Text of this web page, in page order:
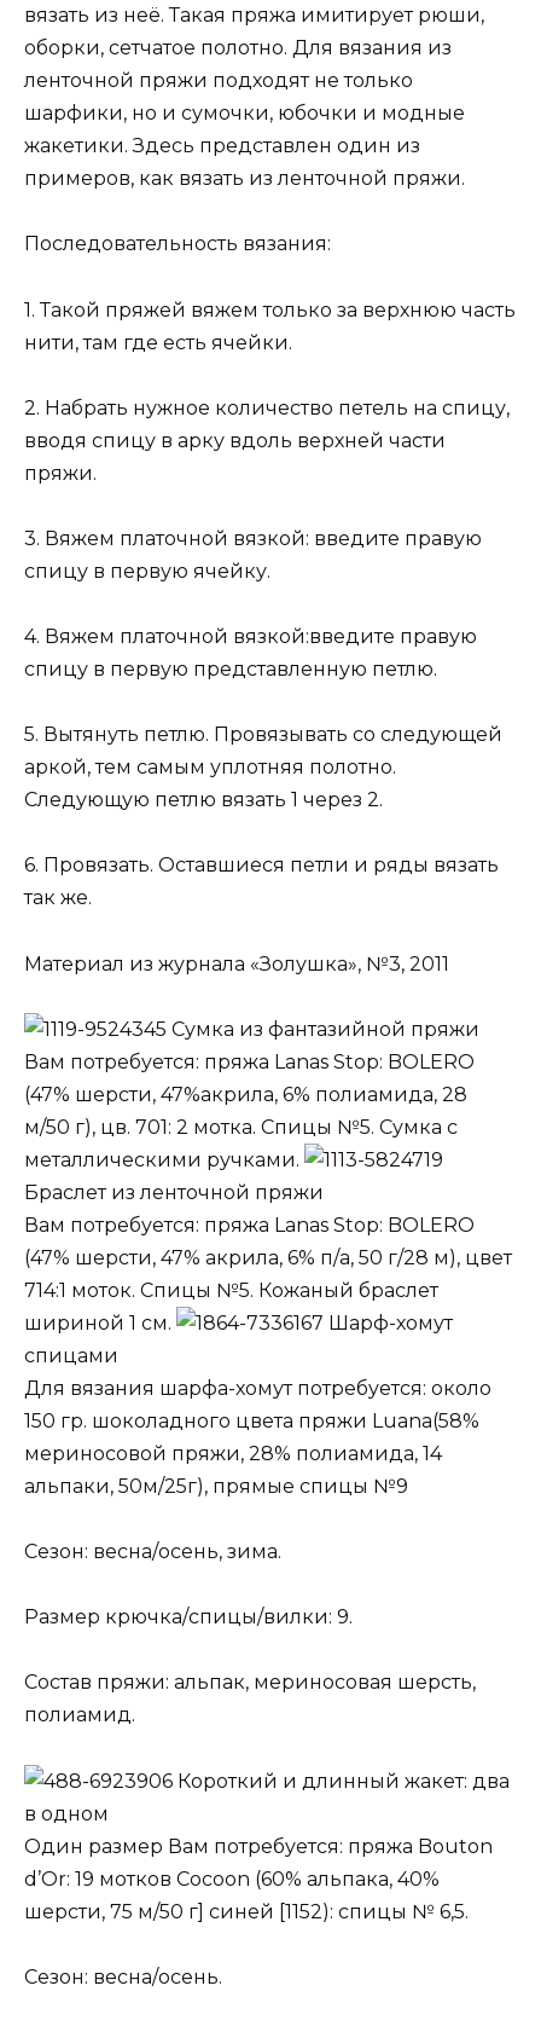
вязать из неё. Такая пряжа имитирует рюши,
оборки, сетчатое полотно. Для вязания из
ленточной пряжи подходят не только
шарфики, но и сумочки, юбочки и модные
жакетики. Здесь представлен один из
примеров, как вязать из ленточной пряжи.
Последовательность вязания:
1. Такой пряжей вяжем только за верхнюю часть
нити, там где есть ячейки.
2. Набрать нужное количество петель на спицу,
вводя спицу в арку вдоль верхней части
пряжи.
3. Вяжем платочной вязкой: введите правую
спицу в первую ячейку.
4. Вяжем платочной вязкой:введите правую
спицу в первую представленную петлю.
5. Вытянуть петлю. Провязывать со следующей
аркой, тем самым уплотняя полотно.
Следующую петлю вязать 1 через 2.
6. Провязать. Оставшиеся петли и ряды вязать
так же.
Материал из журнала «Золушка», №3, 2011
Сумка из фантазийной пряжи
Вам потребуется: пряжа Lanas Stop: BOLERO
(47% шерсти, 47%акрила, 6% полиамида, 28
м/50 г), цв. 701: 2 мотка. Спицы №5. Сумка с
металлическими ручками.
Браслет из ленточной пряжи
Вам потребуется: пряжа Lanas Stop: BOLERO
(47% шерсти, 47% акрила, 6% п/а, 50 г/28 м), цвет
714:1 моток. Спицы №5. Кожаный браслет
шириной 1 см.
Шарф-хомут
спицами
Для вязания шарфа-хомут потребуется: около
150 гр. шоколадного цвета пряжи Luana(58%
мериносовой пряжи, 28% полиамида, 14
альпаки, 50м/25г), прямые спицы №9
Сезон: весна/осень, зима.
Размер крючка/спицы/вилки: 9.
Состав пряжи: альпак, мериносовая шерсть,
полиамид.
Короткий и длинный жакет: два
в одном
Один размер Вам потребуется: пряжа Bouton
d’Or: 19 мотков Cocoon (60% альпака, 40%
шерсти, 75 м/50 г] синей [1152): спицы № 6,5.
Сезон: весна/осень.